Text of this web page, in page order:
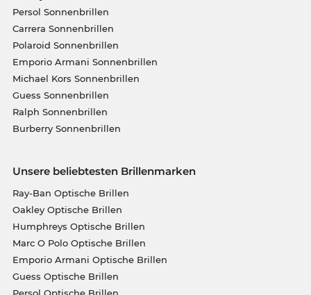
Persol Sonnenbrillen
Carrera Sonnenbrillen
Polaroid Sonnenbrillen
Emporio Armani Sonnenbrillen
Michael Kors Sonnenbrillen
Guess Sonnenbrillen
Ralph Sonnenbrillen
Burberry Sonnenbrillen
Unsere beliebtesten Brillenmarken
Ray-Ban Optische Brillen
Oakley Optische Brillen
Humphreys Optische Brillen
Marc O Polo Optische Brillen
Emporio Armani Optische Brillen
Guess Optische Brillen
Persol Optische Brillen